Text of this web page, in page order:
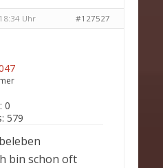
Uhr #127527
0
579
bin schon oft